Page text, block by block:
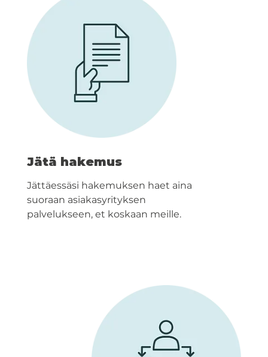
Jätä hakemus
Jättäessäsi hakemuksen haet aina
suoraan asiakasyrityksen
palvelukseen, et koskaan meille.